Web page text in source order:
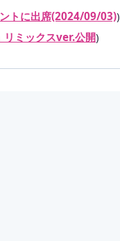
トに出席(2024/09/03))
ミックスver.公開)